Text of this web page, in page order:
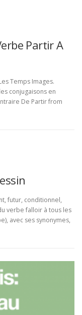
Partir A
Temps Images.
conjugaisons en
De Partir from
futur, conditionnel,
verbe falloir à tous les
avec ses synonymes,